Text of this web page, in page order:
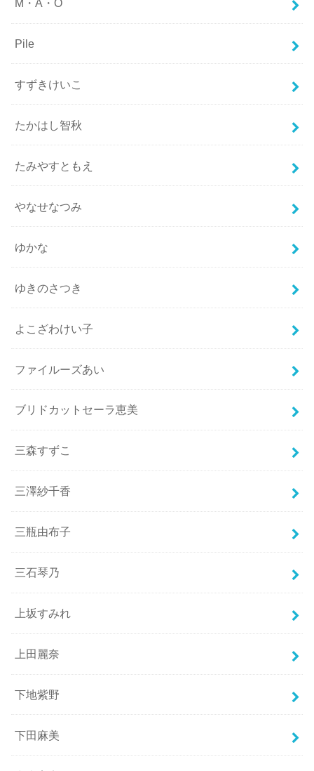
M・A・O
Pile
すずきけいこ
たかはし智秋
たみやすともえ
やなせなつみ
ゆかな
ゆきのさつき
よこざわけい子
ファイルーズあい
ブリドカットセーラ恵美
三森すずこ
三澤紗千香
三瓶由布子
三石琴乃
上坂すみれ
上田麗奈
下地紫野
下田麻美